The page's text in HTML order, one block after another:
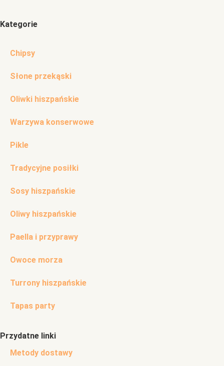
Kategorie
Chipsy
Słone przekąski
Oliwki hiszpańskie
Warzywa konserwowe
Pikle
Tradycyjne posiłki
Sosy hiszpańskie
Oliwy hiszpańskie
Paella i przyprawy
Owoce morza
Turrony hiszpańskie
Tapas party
Przydatne linki
Metody dostawy